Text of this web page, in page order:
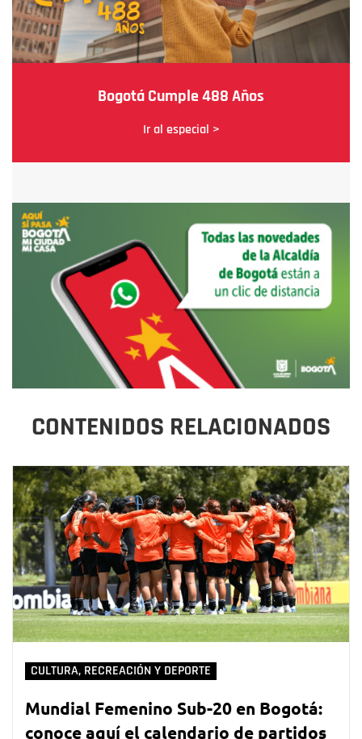
Bogotá Cumple 488 Años
Ir al especial >
CONTENIDOS RELACIONADOS
CULTURA, RECREACIÓN Y DEPORTE
Mundial Femenino Sub-20 en Bogotá:
conoce aquí el calendario de partidos